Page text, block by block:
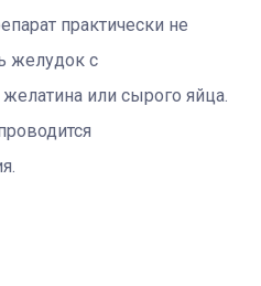
практически не
желудок с
или сырого яйца.